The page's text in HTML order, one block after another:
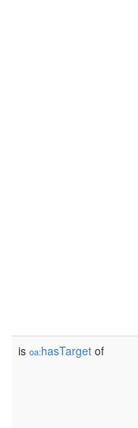
is oa:hasTarget of